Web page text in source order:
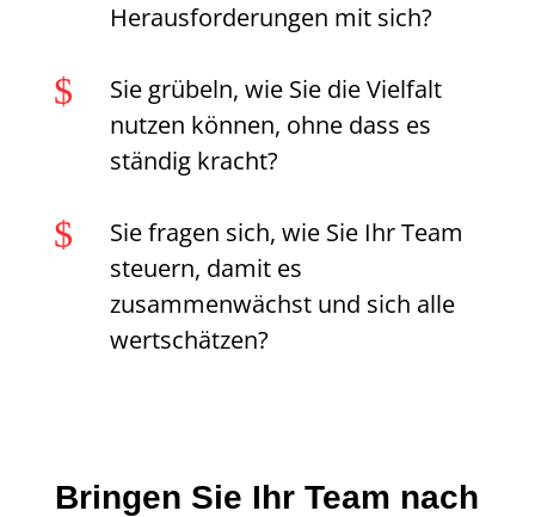
Herausforderungen mit sich?
$
Sie grübeln, wie Sie die Vielfalt
nutzen können, ohne dass es
ständig kracht?
$
Sie fragen sich, wie Sie Ihr Team
steuern, damit es
zusammenwächst und sich alle
wertschätzen?
Bringen Sie Ihr Team nach